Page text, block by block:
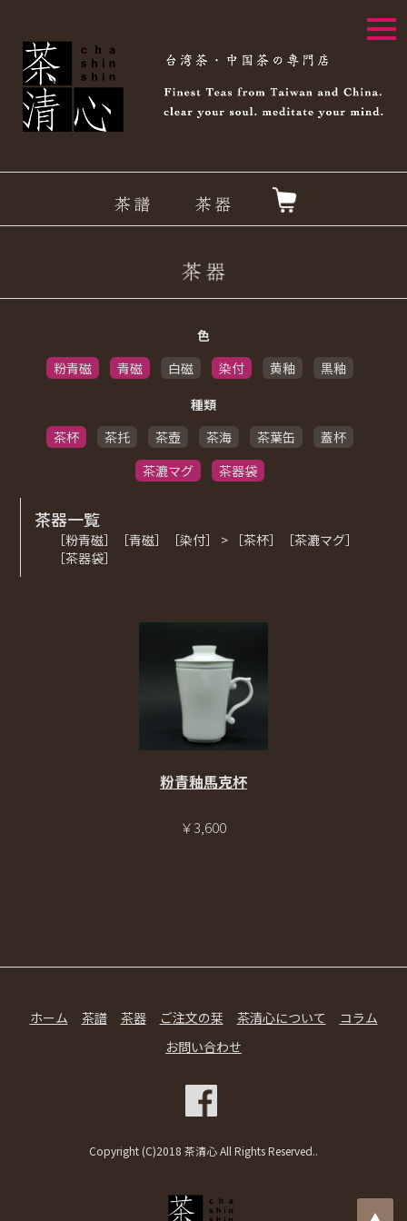
色
粉青磁
青磁 白磁 染付 黄釉
黒釉
種類
茶杯
茶托 茶壺 茶海 茶葉缶
蓋杯
茶漉マグ
茶器袋
茶器一覧
［粉青磁］［青磁］［染付］ > ［茶杯］［茶漉マグ］
［茶器袋］
粉青釉馬克杯
￥3,600
ホーム 茶譜 茶器 ご注文の栞 茶清心について
コラム
お問い合わせ
Copyright (C)2018 茶清心 All Rights Reserved..
▲